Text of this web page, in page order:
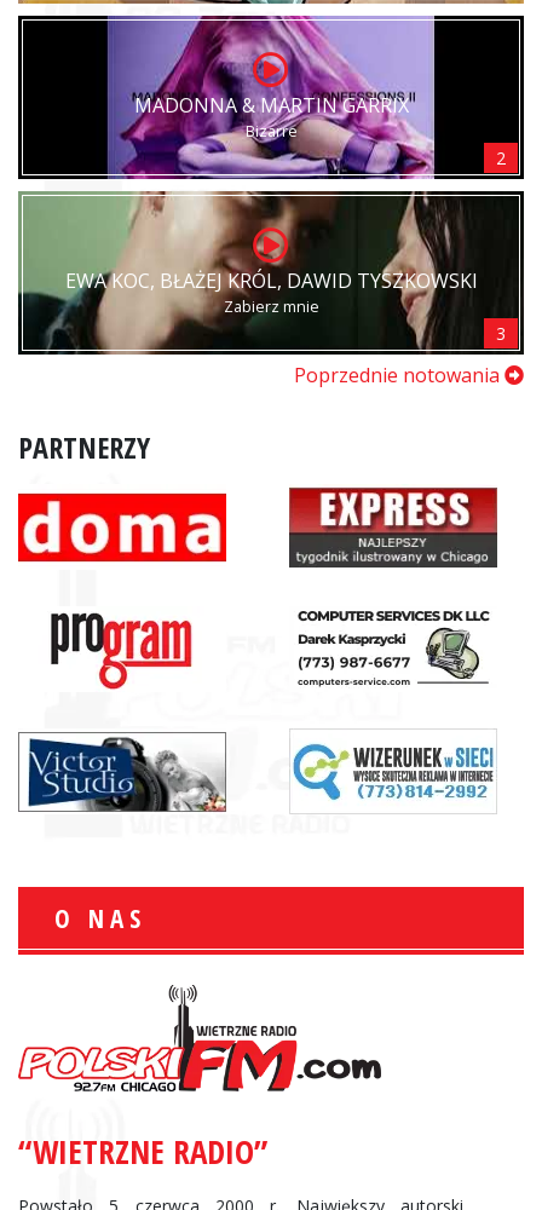
MADONNA & MARTIN GARRIX
Bizarre
2
EWA KOC, BŁAŻEJ KRÓL, DAWID TYSZKOWSKI
Zabierz mnie
3
Poprzednie notowania
PARTNERZY
O NAS
“WIETRZNE RADIO”
Powstało 5 czerwca 2000 r. Największy autorski